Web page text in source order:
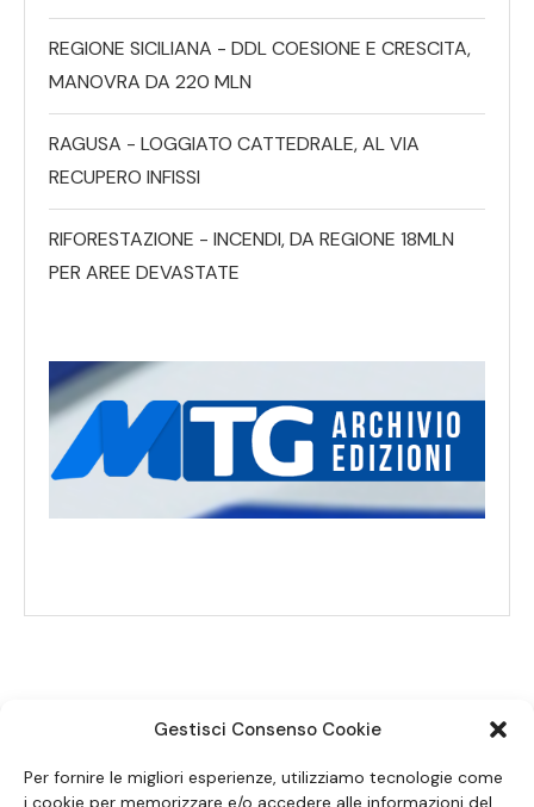
Gestisci Consenso Cookie
Per fornire le migliori esperienze, utilizziamo tecnologie come
i cookie per memorizzare e/o accedere alle informazioni del
REGIONE SICILIANA - DDL COESIONE E CRESCITA,
MANOVRA DA 220 MLN
RAGUSA - LOGGIATO CATTEDRALE, AL VIA
RECUPERO INFISSI
RIFORESTAZIONE - INCENDI, DA REGIONE 18MLN
PER AREE DEVASTATE
SEGUICI SUI SOCIAL